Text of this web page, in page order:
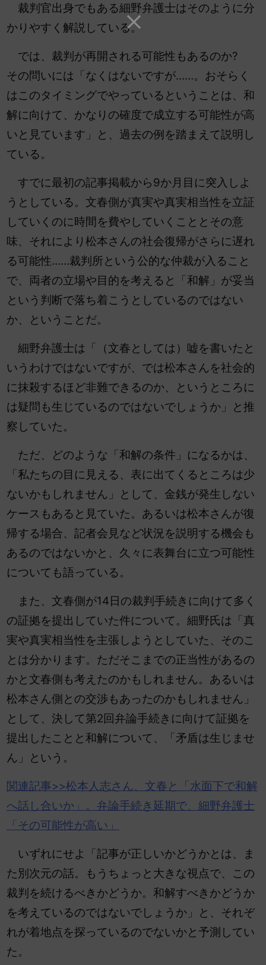
裁判官出身でもある細野弁護士はそのように分
かりやすく解説している。
では、裁判が再開される可能性もあるのか?
その問いには「なくはないですが……。おそらく
はこのタイミングでやっているということは、和
解に向けて、かなりの確度で成立する可能性が高
いと見ています」と、過去の例を踏まえて説明し
ている。
すでに最初の記事掲載から9か月目に突入しよ
うとしている。文春側が真実や真実相当性を立証
していくのに時間を費やしていくこととその意
味、それにより松本さんの社会復帰がさらに遅れ
る可能性……裁判所という公的な仲裁が入ること
で、両者の立場や目的を考えると「和解」が妥当
という判断で落ち着こうとしているのではない
か、ということだ。
細野弁護士は「（文春としては）嘘を書いたと
いうわけではないですが、では松本さんを社会的
に抹殺するほど非難できるのか、というところに
は疑問も生じているのではないでしょうか」と推
察していた。
ただ、どのような「和解の条件」になるかは、
「私たちの目に見える、表に出てくるところは少
ないかもしれません」として、金銭が発生しない
ケースもあると見ていた。あるいは松本さんが復
帰する場合、記者会見など状況を説明する機会も
あるのではないかと、久々に表舞台に立つ可能性
についても語っている。
また、文春側が14日の裁判手続きに向けて多く
の証拠を提出していた件について。細野氏は「真
実や真実相当性を主張しようとしていた、そのこ
とは分かります。ただそこまでの正当性があるの
かと文春側も考えたのかもしれません。あるいは
松本さん側との交渉もあったのかもしれません」
として、決して第2回弁論手続きに向けて証拠を
提出したことと和解について、「矛盾は生じませ
ん」という。
関連記事>>松本 人志さん、文春と「水面下で和解
へ話し合いか」。弁論手続き延期で、細野弁護士
「その可能性が高い」
いずれにせよ「記事が正しいかどうかとは、ま
た別次元の話。もうちょっと大きな視点で、この
裁判を続けるべきかどうか。和解すべきかどうか
を考えているのではないでしょうか」と、それぞ
れが着地点を探っているのでないかと予測してい
た。